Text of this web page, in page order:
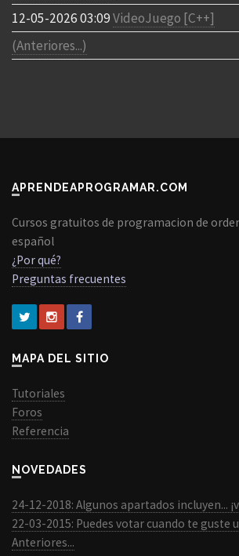
12-05-2026 03:09VideoJuego [C++]
(Anteriores...)
APRENDEAPROGRAMAR.COM
Cursos gratuitos de programacion de
español
¿Por qué?
Preguntas frecuentes
MAPA DEL SITIO
Tutoriales
Foros
Referencia
NOVEDADES
24-12-2018: Algunos apartados incluyen...
22-03-2015: Puedes votar cuando te guste
Anteriores...